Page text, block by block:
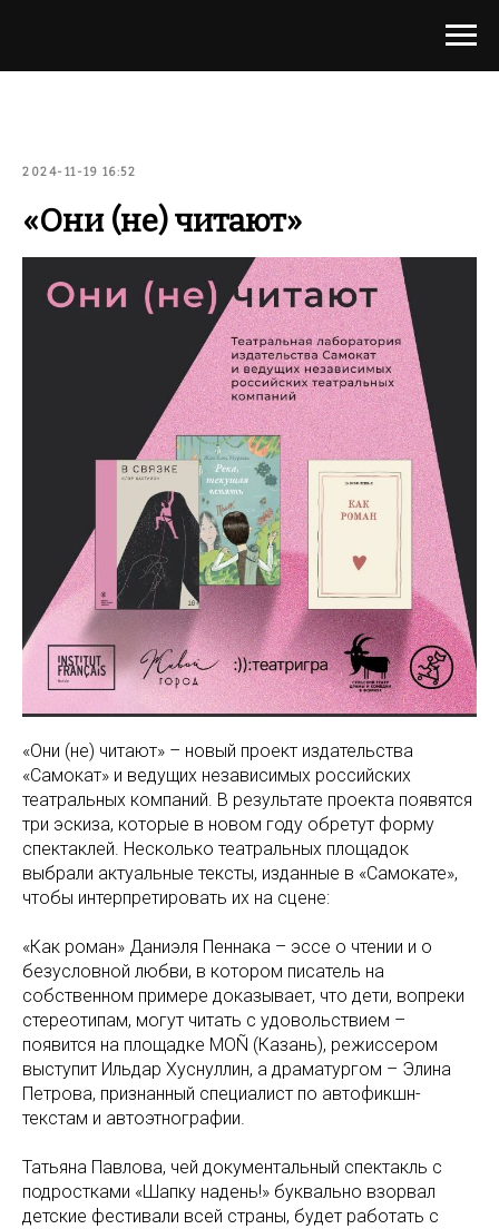
2024-11-19 16:52
«Они (не) читают»
«Они (не) читают» – новый проект издательства
«Самокат» и ведущих независимых российских
театральных компаний. В результате проекта появятся
три эскиза, которые в новом году обретут форму
спектаклей. Несколько театральных площадок
выбрали актуальные тексты, изданные в «Самокате»,
чтобы интерпретировать их на сцене:
«Как роман» Даниэля Пеннака – эссе о чтении и о
безусловной любви, в котором писатель на
собственном примере доказывает, что дети, вопреки
стереотипам, могут читать с удовольствием –
появится на площадке MOÑ (Казань), режиссером
выступит Ильдар Хуснуллин, а драматургом – Элина
Петрова, признанный специалист по автофикшн-
текстам и автоэтнографии.
Татьяна Павлова, чей документальный спектакль с
подростками «Шапку надень!» буквально взорвал
детские фестивали всей страны, будет работать с